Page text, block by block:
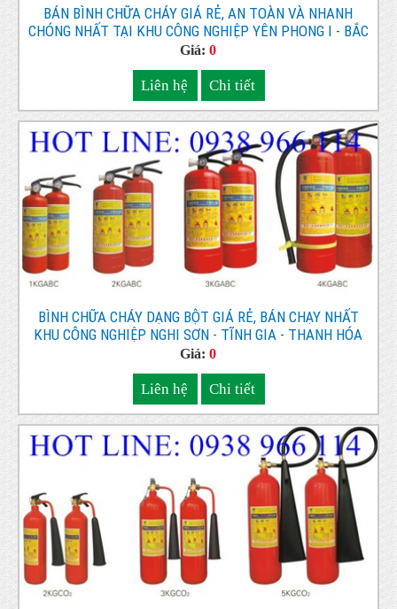
BÁN BÌNH CHỮA CHÁY GIÁ RẺ, AN TOÀN VÀ NHANH
CHÓNG NHẤT TẠI KHU CÔNG NGHIỆP YÊN PHONG I - BẮC
NINH
Giá:0
Liên hệ Chi tiết
BÌNH CHỮA CHÁY DẠNG BỘT GIÁ RẺ, BÁN CHẠY NHẤT
KHU CÔNG NGHIỆP NGHI SƠN - TĨNH GIA - THANH HÓA
Giá:0
Liên hệ Chi tiết